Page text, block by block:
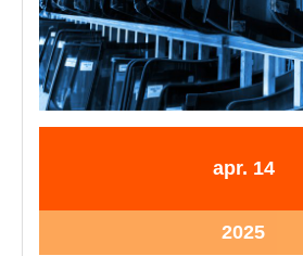
apr. 14
2025